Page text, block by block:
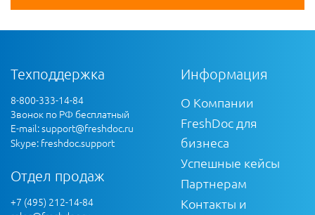
Техподдержка
8-800-333-14-84
Звонок по РФ бесплатный
E-mail:support@freshdoc.ru
Skype: freshdoc.support
Отдел продаж
+7 (495) 212-14-84
Информация
О Компании
FreshDoc для
бизнеса
Успешные кейсы
Партнерам
Контакты и